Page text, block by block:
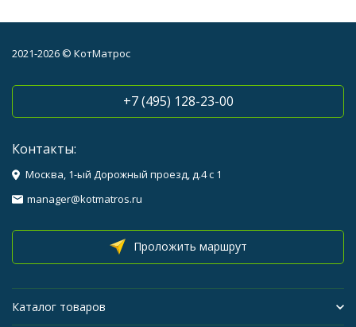
2021-2026 © КотМатрос
+7 (495) 128-23-00
Контакты:
Москва, 1-ый Дорожный проезд, д.4 с 1
manager@kotmatros.ru
Проложить маршрут
Каталог товаров